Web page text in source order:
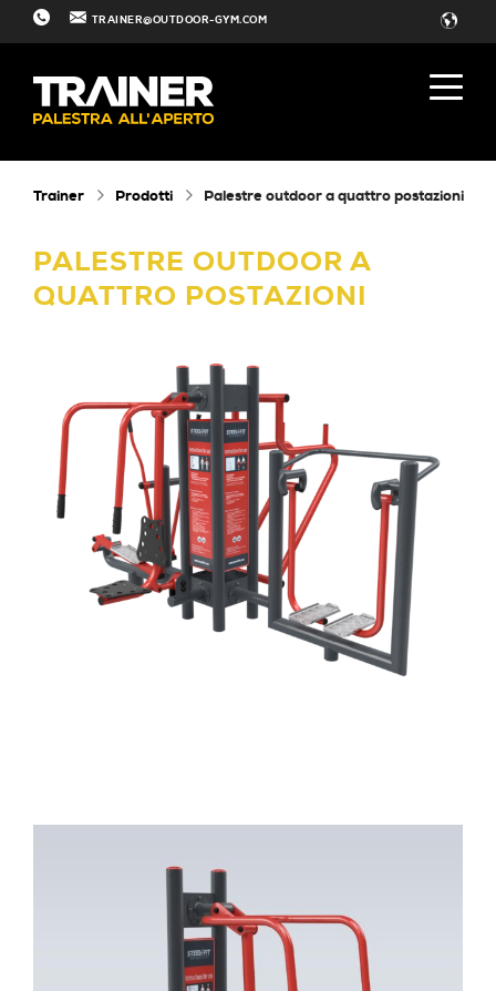
TRAINER@OUTDOOR-GYM.COM
Trainer Prodotti Palestre outdoor a quattro postazioni
PALESTRE OUTDOOR A
QUATTRO POSTAZIONI